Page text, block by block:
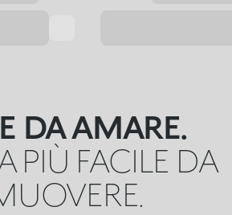
DA AMARE.
PIÙ FACILE DA